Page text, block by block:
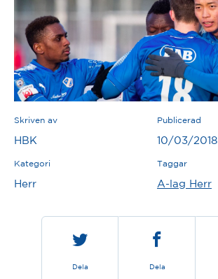
Skriven av
HBK
Publicerad
10/03/2018
Kategori
Herr
Taggar
A-lag Herr
Dela Dela